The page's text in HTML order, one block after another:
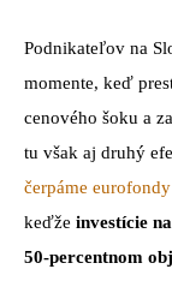
Podnikateľov na
momente, keď
cenového šoku a
tu však aj druhý
čerpáme
keďže investície
50-percentnom